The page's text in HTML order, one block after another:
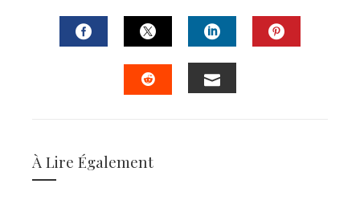
FACEBOOKTWITTERLINKEDIN
À Lire Également